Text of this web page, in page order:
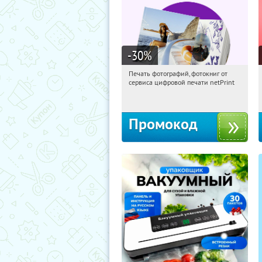
-30%
10:38:53 Получили:
Печать фотографий, фотокниг от
сервиса цифровой печати netPrint
Промокод